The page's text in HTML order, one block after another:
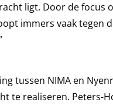
ligt. Door de focus
immers vaak tegen
tussen NIMA en
te realiseren. Peters-